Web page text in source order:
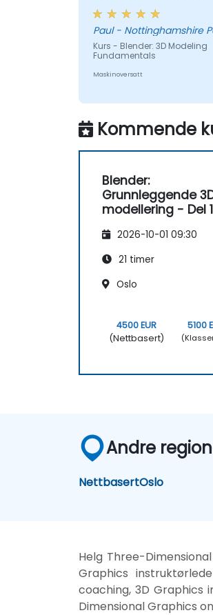
hvert delstykke og
jeg hadde galt og
kunne rette opp
Paul - Nottinghamshire
Kurs - Blender: 3D Modeling
Fundamentals
Maskinoversatt
Kommende
Blender:
Grunnleggende
modellering - Del 1
2026-10-01 09:30
21 timer
Oslo
4500 EUR
(Nettbasert)
5100
Andre
NettbasertOslo
Helg Three-
Graphics
coaching, 3D Graphics
Dimensional Graphics